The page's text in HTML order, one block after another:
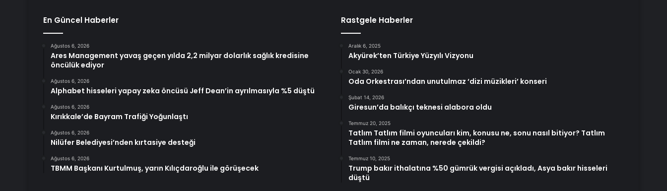
En Güncel Haberler
Ağustos 6, 2026
Ares Management yavaş geçen yılda 2,2 milyar dolarlık sağlık kredisine
öncülük ediyor
Ağustos 6, 2026
Alphabet hisseleri yapay zeka öncüsü Jeff Dean’in ayrılmasıyla %5 düştü
Ağustos 6, 2026
Kırıkkale’de Bayram Trafiği Yoğunlaştı
Ağustos 6, 2026
Nilüfer Belediyesi’nden kırtasiye desteği
Ağustos 6, 2026
TBMM Başkanı Kurtulmuş, yarın Kılıçdaroğlu ile görüşecek
Rastgele Haberler
Aralık 6, 2025
Akyürek’ten Türkiye Yüzyılı Vizyonu
Ocak 30, 2026
Oda Orkestrası’ndan unutulmaz ‘dizi müzikleri’ konseri
Şubat 14, 2026
Giresun’da balıkçı teknesi alabora oldu
Temmuz 20, 2025
Tatlım Tatlım filmi oyuncuları kim, konusu ne, sonu nasıl bitiyor? Tatlım
Tatlım filmi ne zaman, nerede çekildi?
Temmuz 10, 2025
Trump bakır ithalatına %50 gümrük vergisi açıkladı, Asya bakır hisseleri
düştü